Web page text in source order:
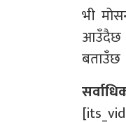
भी
आउँदैछ
बताउँछ